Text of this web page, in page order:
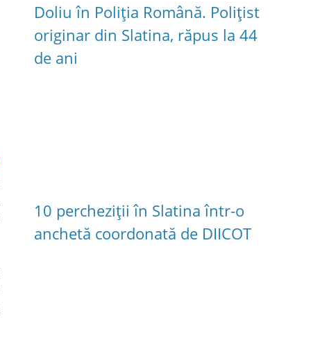
Doliu în Poliția Română. Polițist
originar din Slatina, răpus la 44
de ani
10 percheziții în Slatina într-o
anchetă coordonată de DIICOT